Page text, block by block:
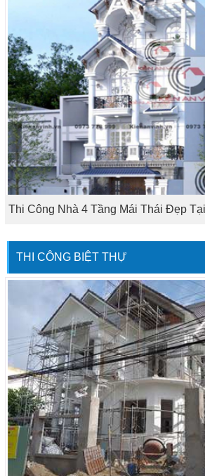
Thi Công Nhà 4 Tầng Mái Thái Đẹp
THI CÔNG BIỆT THỰ